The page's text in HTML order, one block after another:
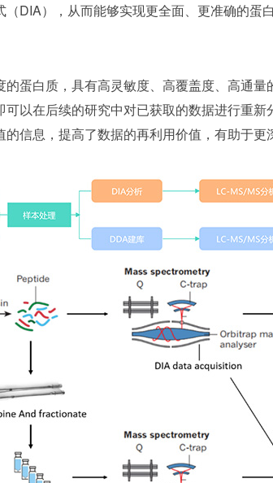
（DIA），从而能够实现更全面、更准确的蛋
的蛋白质，具有高灵敏度、高覆盖度、高通
可以在后续的研究中对已获取的数据进行重
信息，提高了数据的再利用价值，有助于